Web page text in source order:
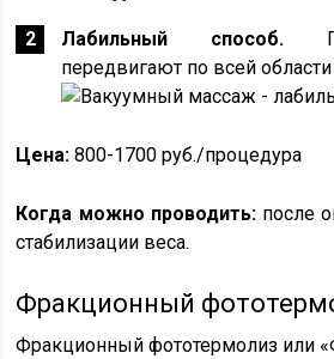
Лабильный способ.
передвигают по всей
Цена: 800-1700 руб./процедура
Когда можно проводить:после
стабилизации веса.
Фракционный
Фракционный фототермолиз или